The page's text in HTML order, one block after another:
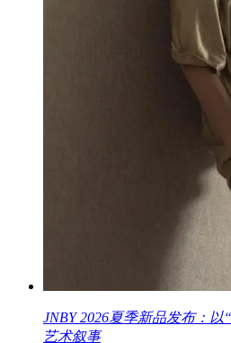
JNBY 2026夏季新品发布：
艺术叙事